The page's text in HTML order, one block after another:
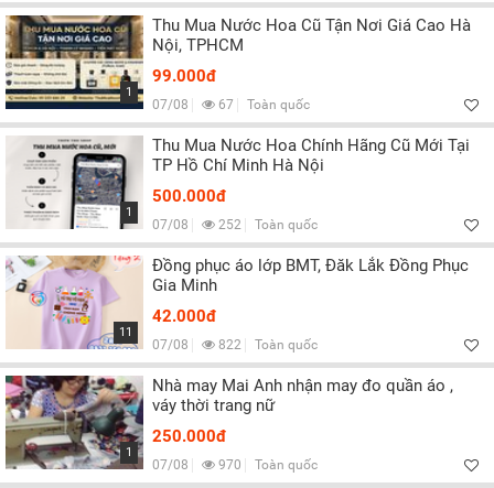
1
Thu Mua Nước Hoa Cũ Tận Nơi Giá Cao Hà
Nội, TPHCM
99.000đ
07/08 67 Toàn quốc
1
Thu Mua Nước Hoa Chính Hãng Cũ Mới Tại
TP Hồ Chí Minh Hà Nội
500.000đ
07/08 252 Toàn quốc
11
Đồng phục áo lớp BMT, Đăk Lắk Đồng Phục
Gia Minh
42.000đ
07/08 822 Toàn quốc
1
Nhà may Mai Anh nhận may đo quần áo ,
váy thời trang nữ
250.000đ
07/08 970 Toàn quốc